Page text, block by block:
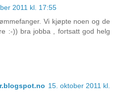
2011 kl. 17:55
Vi kjøpte noen og de
:-)) bra jobba , fortsatt god helg
15. oktober 2011 kl.